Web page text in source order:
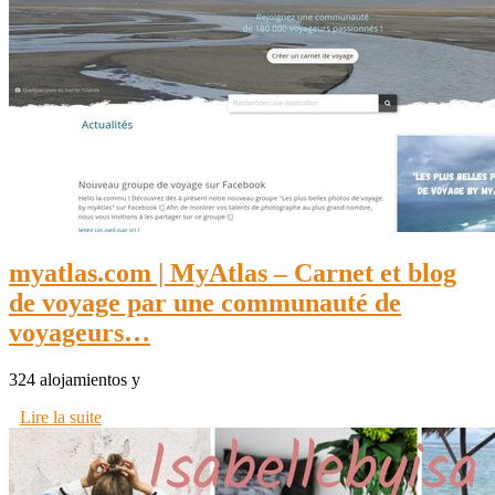
myatlas.com | MyAtlas – Carnet et blog
de voyage par une communauté de
voyageurs…
324 alojamientos y
Lire la suite